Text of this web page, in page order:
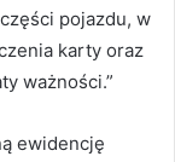
pojazdu, w
karty oraz
ważności.”
ewidencję